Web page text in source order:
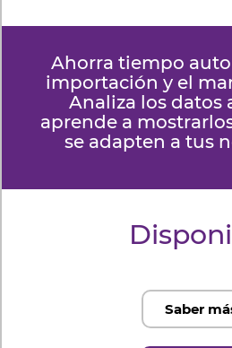
Ahorra tiempo
importación y el
Analiza los datos
aprende a
se adapten a tus
Saber